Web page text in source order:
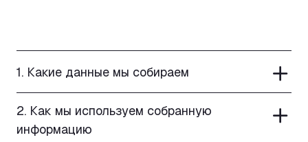
ЧАСТО
1. Какие данные мы собираем
2. Как мы используем собранную
информацию